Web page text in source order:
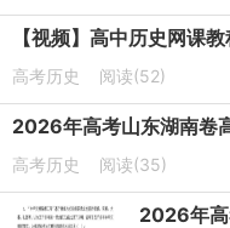
【视频】高中历史网课
高考历史 阅读(52)
高考历史 阅读(35)